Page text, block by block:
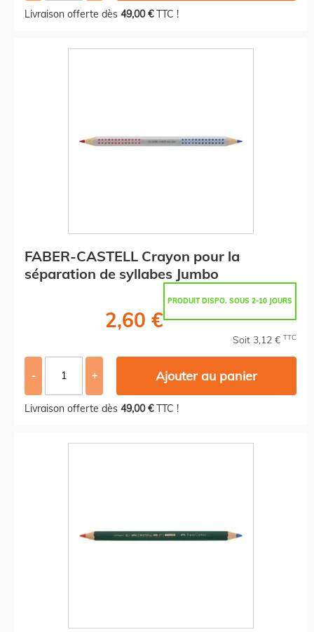
Livraison offerte dès 49,00 €TTC !
FABER-CASTELL Crayon pour la
séparation de syllabes Jumbo
PRODUIT DISPO. SOUS 2-10 JOURS
2,60 €
Soit 3,12 € TTC
- + Ajouter au panier
Livraison offerte dès 49,00 €TTC !